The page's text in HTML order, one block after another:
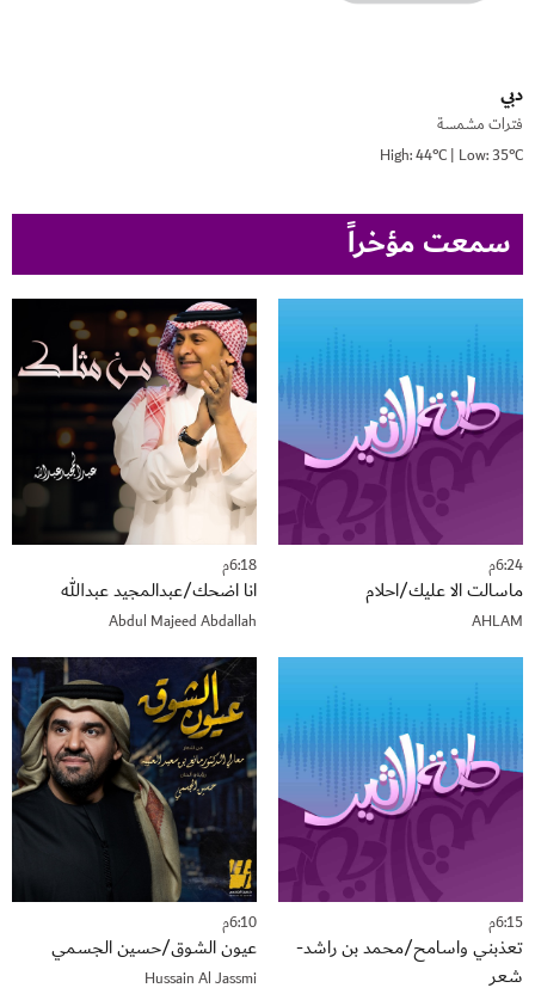
دبي
فترات مشمسة
High: 44°C | Low: 35°C
سمعت مؤخراً
6:24م
ماسالت الا عليك/احلام
AHLAM
6:18م
انا اضحك/عبدالمجيد عبدالله
Abdul Majeed Abdallah
6:15م
تعذبني واسامح/محمد بن راشد-
شعر
6:10م
عيون الشوق/حسين الجسمي
Hussain Al Jassmi